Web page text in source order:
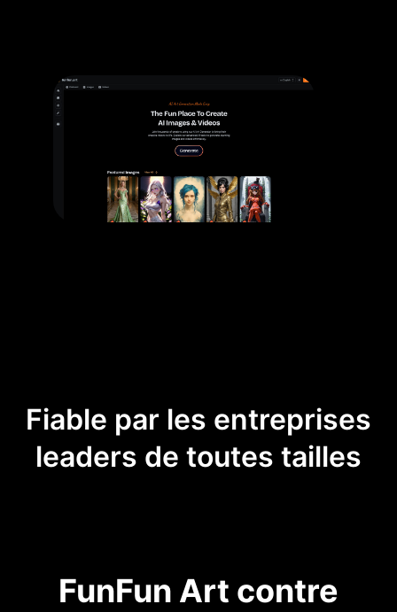
Fiable par les entreprises
leaders de toutes tailles
FunFun Art contre